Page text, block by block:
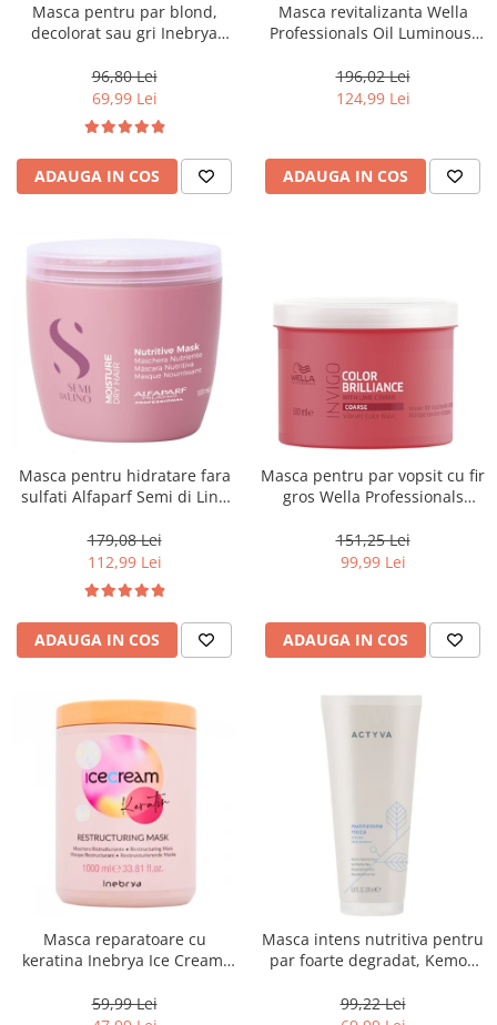
Masca pentru par blond,
decolorat sau gri Inebrya
96,80 Lei
69,99 Lei
ADAUGA IN COS
Masca revitalizanta Wella
Professionals Oil Luminous,
196,02 Lei
124,99 Lei
ADAUGA IN COS
Masca pentru hidratare fara
sulfati Alfaparf Semi di Lino
ml
179,08 Lei
112,99 Lei
ADAUGA IN COS
Masca pentru par vopsit cu fir
gros Wella Professionals
151,25 Lei
99,99 Lei
ADAUGA IN COS
Masca reparatoare cu
keratina Inebrya Ice Cream,
59,99 Lei
Masca intens nutritiva pentru
par foarte degradat, Kemon
ml
99,22 Lei